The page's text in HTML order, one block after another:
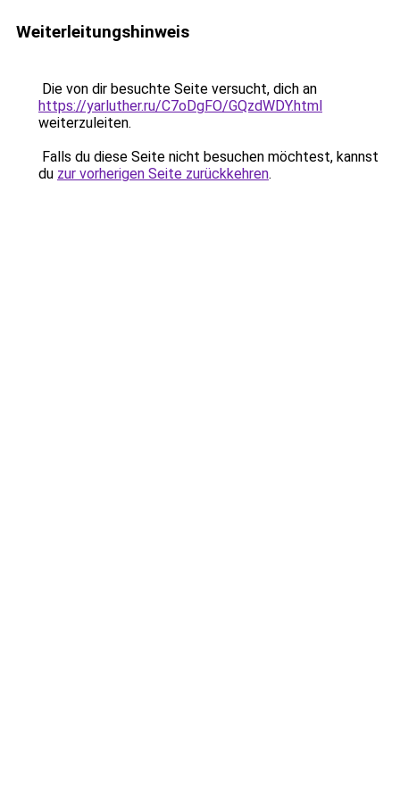
Weiterleitungshinweis
Die von dir besuchte Seite versucht, dich an
https://yarluther.ru/C7oDgFO/GQzdWDY.html
weiterzuleiten.
Falls du diese Seite nicht besuchen möchtest, kannst
du zur vorherigen Seite zurückkehren.